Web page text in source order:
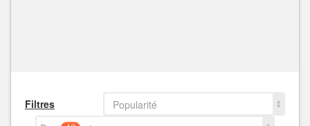
Filtres
Popularité